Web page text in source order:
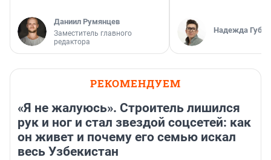
Даниил Румянцев
Заместитель главного
редактора
Надежда
РЕКОМЕНДУЕМ
«Я не жалуюсь». Строитель лишился
рук и ног и стал звездой соцсетей: как
он живет и почему его семью искал
весь Узбекистан